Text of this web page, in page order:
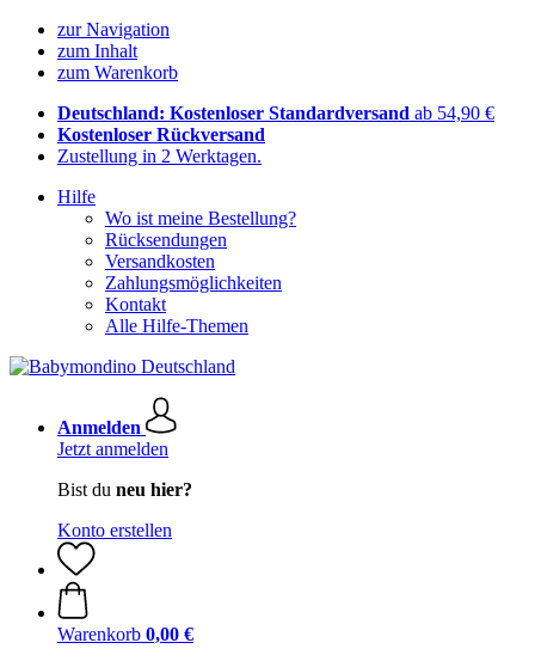
zur Navigation
zum Inhalt
zum Warenkorb
Deutschland: Kostenloser Standardversand ab 54,90 €
Kostenloser Rückversand
Zustellung in 2 Werktagen.
Hilfe
Wo ist meine Bestellung?
Rücksendungen
Versandkosten
Zahlungsmöglichkeiten
Kontakt
Alle Hilfe-Themen
Anmelden
Jetzt anmelden
Bist du neu hier?
Konto erstellen
Warenkorb 0,00 €